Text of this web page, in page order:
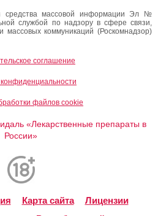
средства массовой информации Эл №
службой по надзору в сфере связи,
массовых коммуникаций (Роскомнадзор)
соглашение
файлов cookie
«Лекарственные препараты в
России»
Карта сайта
Лицензии